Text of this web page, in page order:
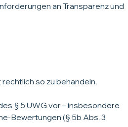
an Transparenz und
so zu behandeln,
§ 5 UWG vor – insbesondere
Bewertungen (§ 5b Abs. 3